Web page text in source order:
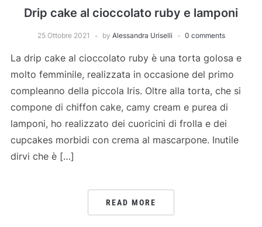
Drip cake al cioccolato ruby e lamponi
25 Ottobre 2021 by Alessandra Uriselli 0 comments
La drip cake al cioccolato ruby è una torta golosa e
molto femminile, realizzata in occasione del primo
compleanno della piccola Iris. Oltre alla torta, che si
compone di chiffon cake, camy cream e purea di
lamponi, ho realizzato dei cuoricini di frolla e dei
cupcakes morbidi con crema al mascarpone. Inutile
dirvi che è […]
READ MORE